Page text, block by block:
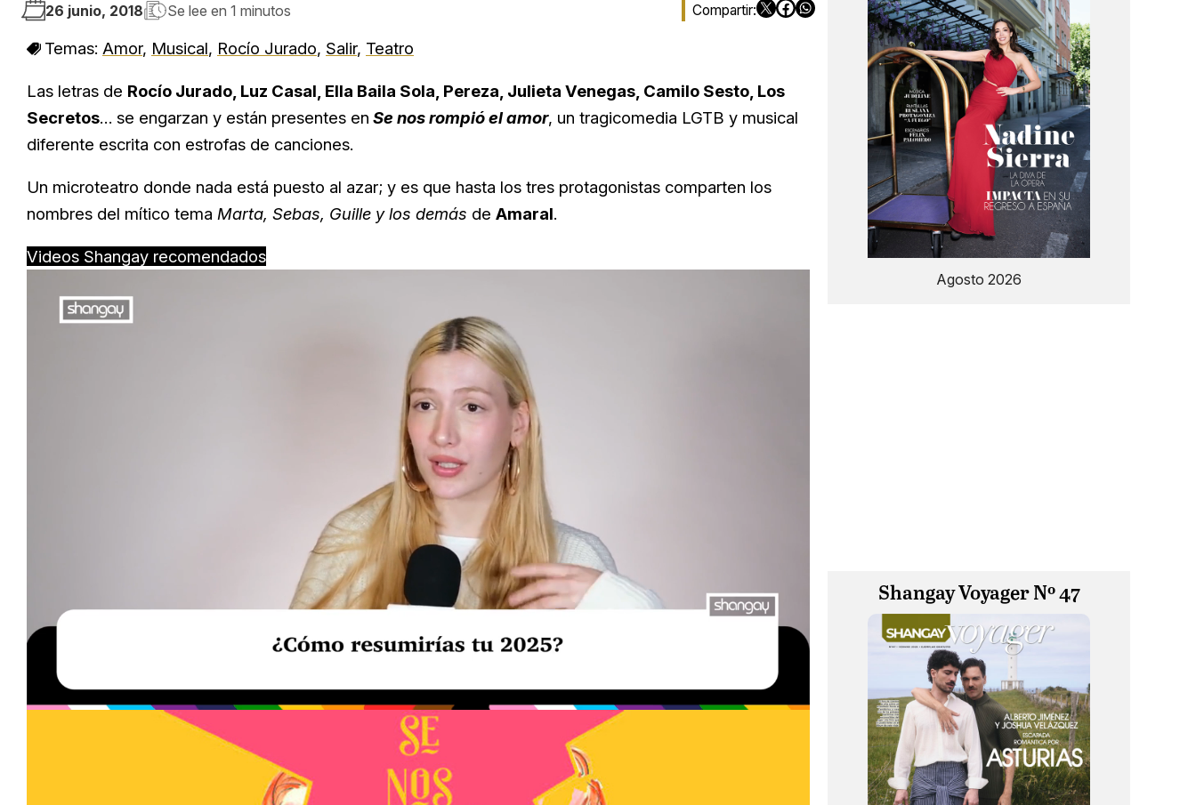
26 junio, 2018 Se lee en 1 minutos
Temas: Amor, Musical, Rocío Jurado, Salir, Teatro
Las letras de Rocío Jurado, Luz Casal, Ella Baila Sola, Pereza, Julieta Venegas, Camilo Sesto, Los
Secretos… se engarzan y están presentes en Se nos rompió el amor, un tragicomedia LGTB y musical
diferente escrita con estrofas de canciones.
Un microteatro donde nada está puesto al azar; y es que hasta los tres protagonistas comparten los
nombres del mítico tema Marta, Sebas, Guille y los demás de Amaral.
Videos Shangay recomendados
34.00%
Agosto 2026
Shangay Voyager Nº 47